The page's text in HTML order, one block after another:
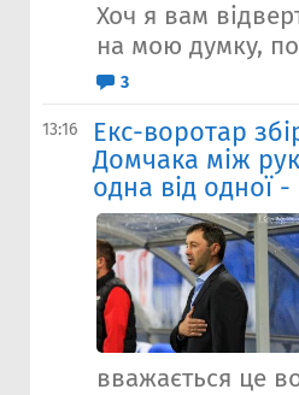
Хоч я вам
на мою думку,
3
13:16
Екс-воротар
Домчака між
одна від одної
вважається це